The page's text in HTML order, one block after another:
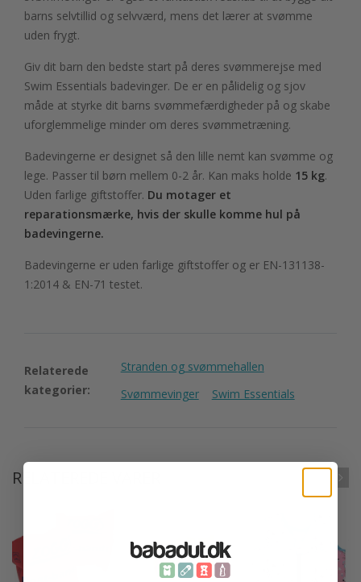
barns selvtillid og selvværd, mens det lærer at svømme
uden frygt.
Giv dit barn den bedste start på deres svømmerejse med
Swim Essentials badevinger. De er en pålidelig og sjov
måde at styrke dit barns svømmefærdigheder på og skabe
uforglemmelige minder om deres svømmetræning.
Badevingerne er designet så den lille nemt kan svømme og
lege. Passer til børn mellem 0-2 år. Kan maks holde 15 kg.
Uden farlige giftstoffer. Du motager et
reparationsmærke, hvis der skulle komme hul på
badevingerne.
Badevingerne er uden farlige giftstoffer og er EN-131138-
1:2014 & EN-71 testet.
Relaterede
kategorier:
Stranden og svømmehallen
Svømmevinger
Swim Essentials
RELATEREDE VARER